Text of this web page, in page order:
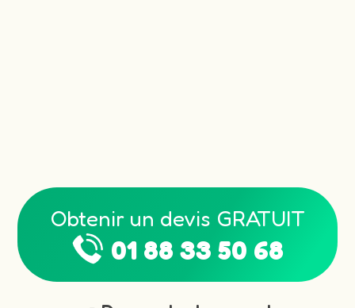
Obtenir un devis GRATUIT
01 88 33 50 68